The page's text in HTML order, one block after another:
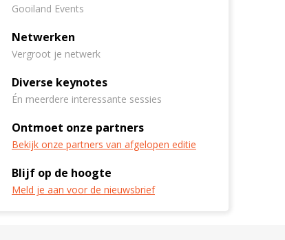
Gooiland Events
Netwerken
Vergroot je netwerk
Diverse keynotes
Én meerdere interessante sessies
Ontmoet onze partners
Bekijk onze partners van afgelopen editie
Blijf op de hoogte
Meld je aan voor de nieuwsbrief